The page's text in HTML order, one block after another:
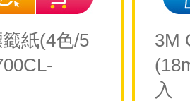
紙(4色/5
3M
入